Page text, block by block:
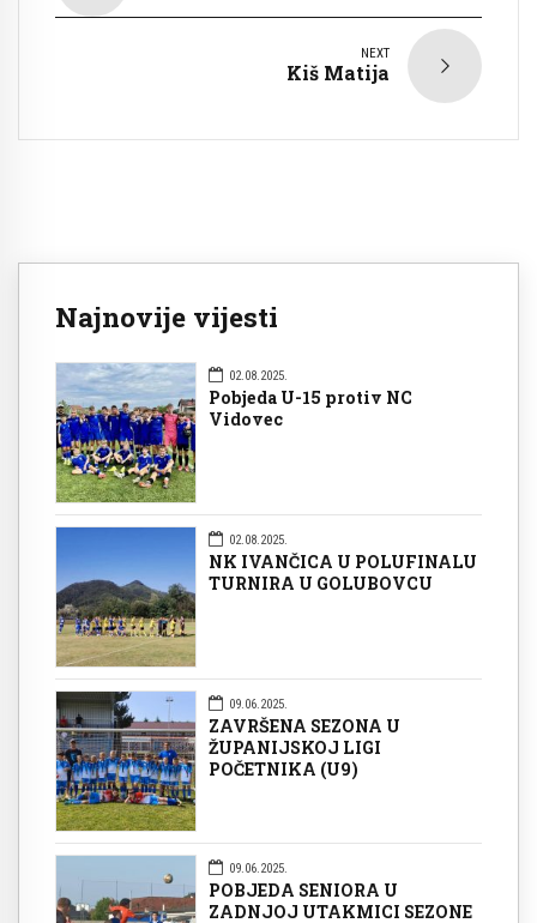
NEXT
Kiš Matija
Najnovije vijesti
02.08.2025.
Pobjeda U-15 protiv NC
Vidovec
02.08.2025.
NK IVANČICA U POLUFINALU
TURNIRA U GOLUBOVCU
09.06.2025.
ZAVRŠENA SEZONA U
ŽUPANIJSKOJ LIGI
POČETNIKA (U9)
09.06.2025.
POBJEDA SENIORA U
ZADNJOJ UTAKMICI SEZONE